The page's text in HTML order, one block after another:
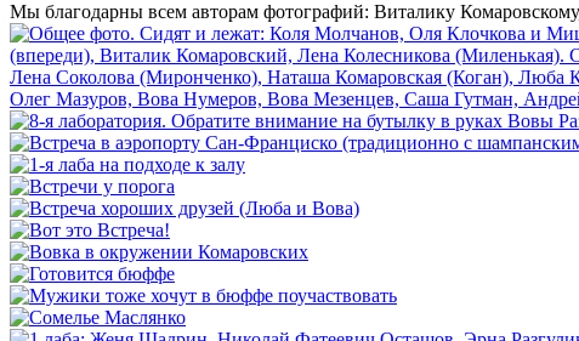
Мы благодарны всем авторам фотографий: Виталику